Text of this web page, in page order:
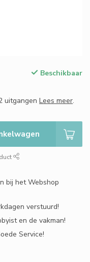
Beschikbaar
uitgangen Lees meer.
bij het Webshop
verstuurd!
en de vakman!
Service!